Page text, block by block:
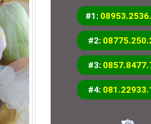
#1:
#2:
#3:
#4: